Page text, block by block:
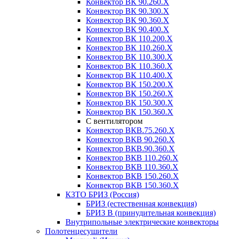
Конвектор ВК 90.260.Х
Конвектор ВК 90.300.X
Конвектор ВК 90.360.X
Конвектор ВК 90.400.X
Конвектор ВК 110.200.X
Конвектор ВК 110.260.X
Конвектор ВК 110.300.Х
Конвектор ВК 110.360.X
Конвектор ВК 110.400.X
Конвектор ВК 150.200.X
Конвектор ВК 150.260.X
Конвектор ВК 150.300.X
Конвектор ВК 150.360.X
С вентилятором
Конвектор ВКВ.75.260.X
Конвектор ВКВ 90.260.X
Конвектор ВКВ.90.360.X
Конвектор ВКВ 110.260.X
Конвектор ВКВ 110.360.X
Конвектор ВКВ 150.260.X
Конвектор ВКВ 150.360.X
КЗТО БРИЗ (Россия)
БРИЗ (естественная конвекция)
БРИЗ В (принудительная конвекция)
Внутрипольные электрические конвекторы
Полотенцесушители